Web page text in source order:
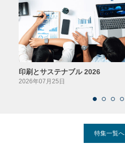
印刷とサステナブル 2026
2026年07月25日
特集一覧へ